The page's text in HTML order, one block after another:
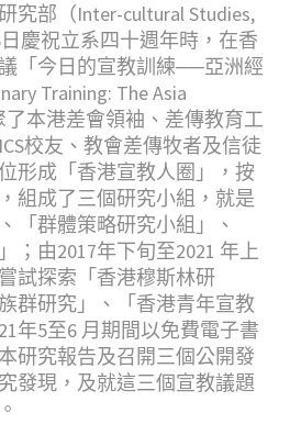
究部（Inter-cultural Studies,
日慶祝立系四十週年時，在香
「今日的宣教訓練──亞洲經
Training: The Asia
了本港差會領袖、差傳教育工
校友、教會差傳牧者及信徒
形成「香港宣教人圈」，按
組成了三個研究小組，就是
「群體策略研究小組」、
；由2017年下旬至2021 年上
試探索「香港穆斯林研
群研究」、「香港青年宣教
年5至6 月期間以免費電子書
研究報告及召開三個公開發
發現，及就這三個宣教議題